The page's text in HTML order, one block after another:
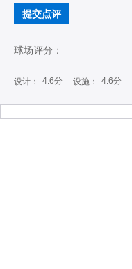
提交点评
球场评分：
设计： 4.6分 设施： 4.6分